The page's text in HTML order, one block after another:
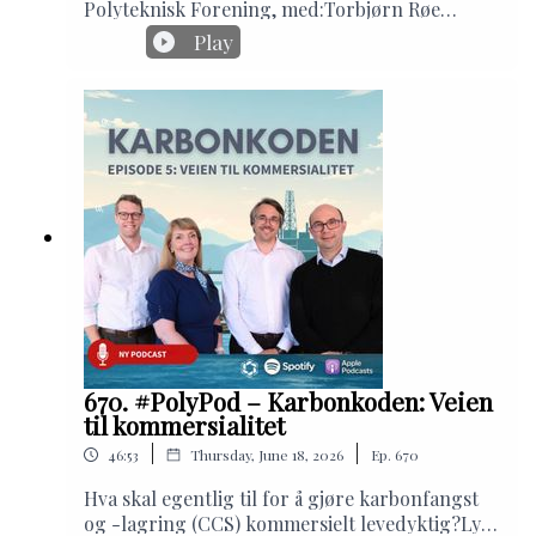
karbonøkonomi.
Polyteknisk Forening, med:Torbjørn Røe
Isaksen, politisk redaktør, E24Bendik Mondal,
medstifter, DemoVeslemøy Hedvig Østrem,
sjefredaktør, AltingetI denne episoden får du
et fornøyelig politisk skråblikk på alt fra
skipstunneler og norske idrettsprestasjoner
(og andre prestasjoner), via havvind og
politiske identitetskriser til teknologikritisk
ungdom.
Play
670. #PolyPod – Karbonkoden: Veien
til kommersialitet
46:53 Thursday, June 18, 2026 Ep. 670
Hva skal egentlig til for å gjøre karbonfangst
og -lagring (CCS) kommersielt levedyktig?Lytt